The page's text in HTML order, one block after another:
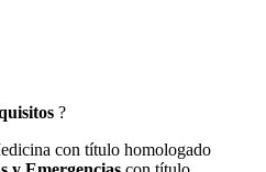
?
con título homologado